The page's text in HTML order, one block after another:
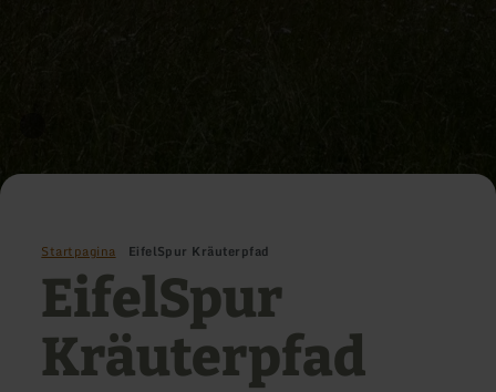
Startpagina EifelSpur Kräuterpfad
EifelSpur
Kräuterpfad